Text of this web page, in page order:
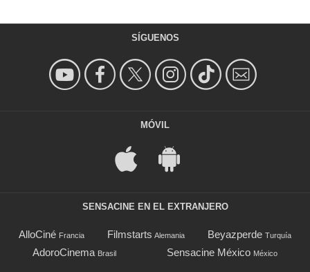
SÍGUENOS
MÓVIL
SENSACINE EN EL EXTRANJERO
AlloCiné Francia Filmstarts Alemania Beyazperde Turquía
AdoroCinema Brasil Sensacine México México